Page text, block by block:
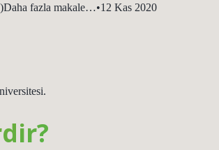
fazla makale…•12 Kas 2020